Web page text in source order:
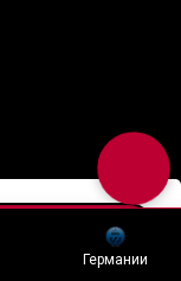
Германии